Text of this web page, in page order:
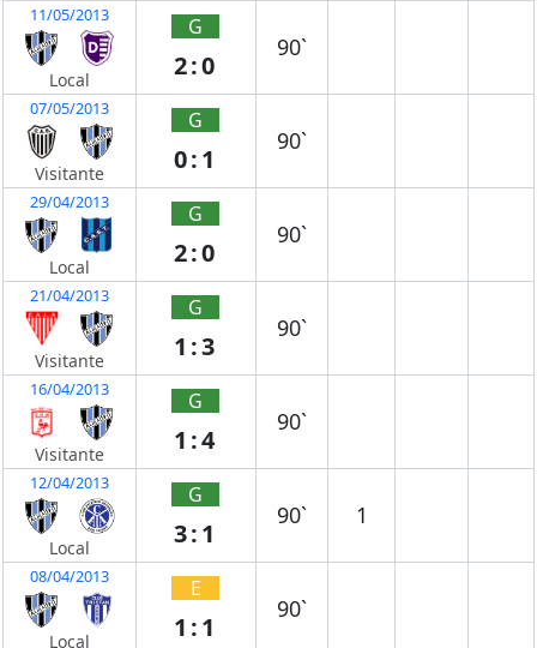
11/05/2013
Local
G
2:0
90`
07/05/2013
Visitante
G
0:1
90`
29/04/2013
Local
G
2:0
90`
21/04/2013
Visitante
G
1:3
90`
16/04/2013
Visitante
G
1:4
90`
12/04/2013
Local
G
3:1
90` 1
08/04/2013
Local
E
1:1
90`